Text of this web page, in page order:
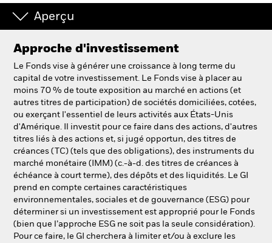
France
Change location
BlackRock
iShares
Aladdin
Notre société
Aperçu
Approche d'investissement
Le Fonds vise à générer une croissance à long terme du
capital de votre investissement. Le Fonds vise à placer au
moins 70 % de toute exposition au marché en actions (et
autres titres de participation) de sociétés domiciliées, cotées,
ou exerçant l'essentiel de leurs activités aux États-Unis
d'Amérique. Il investit pour ce faire dans des actions, d'autres
titres liés à des actions et, si jugé opportun, des titres de
créances (TC) (tels que des obligations), des instruments du
marché monétaire (IMM) (c.-à-d. des titres de créances à
échéance à court terme), des dépôts et des liquidités. Le GI
prend en compte certaines caractéristiques
environnementales, sociales et de gouvernance (ESG) pour
déterminer si un investissement est approprié pour le Fonds
(bien que l’approche ESG ne soit pas la seule considération).
Pour ce faire, le GI cherchera à limiter et/ou à exclure les